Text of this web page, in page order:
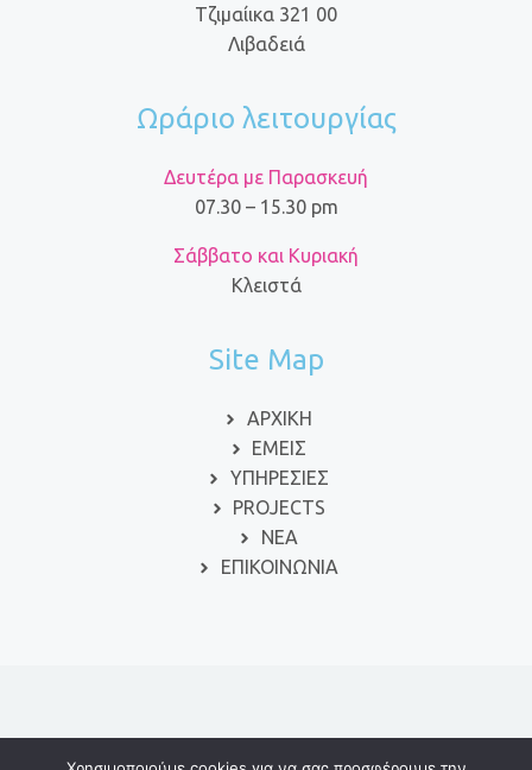
Τζιμαίικα 321 00
Λιβαδειά
Ωράριο λειτουργίας
Δευτέρα με Παρασκευή
07.30 – 15.30 pm
Σάββατο και Κυριακή
Κλειστά
Site Map
ΑΡΧΙΚΗ
ΕΜΕΙΣ
ΥΠΗΡΕΣΙΕΣ
PROJECTS
ΝΕΑ
ΕΠΙΚΟΙΝΩΝΙΑ
© 2024 ΕΙΔΙΚΗ ΑΓΩΓΗ